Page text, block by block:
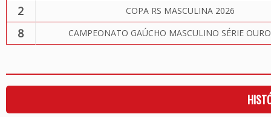
2 COPA RS MASCULINA 2026
8 CAMPEONATO GAÚCHO MASCULINO SÉRIE